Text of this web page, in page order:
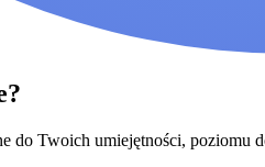
do Twoich umiejętności, poziomu